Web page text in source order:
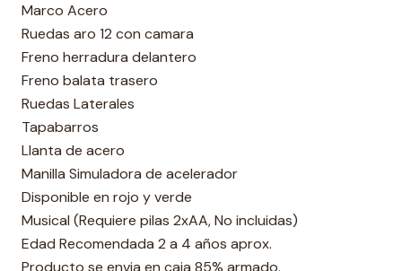
Marco Acero
Ruedas aro 12 con camara
Freno herradura delantero
Freno balata trasero
Ruedas Laterales
Tapabarros
Llanta de acero
Manilla Simuladora de acelerador
Disponible en rojo y verde
Musical (Requiere pilas 2xAA, No incluidas)
Edad Recomendada 2 a 4 años aprox.
Producto se envia en caja 85% armado.